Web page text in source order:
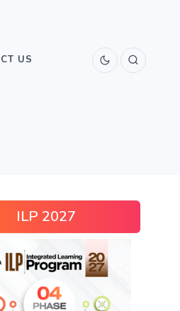
US
ILP 2027